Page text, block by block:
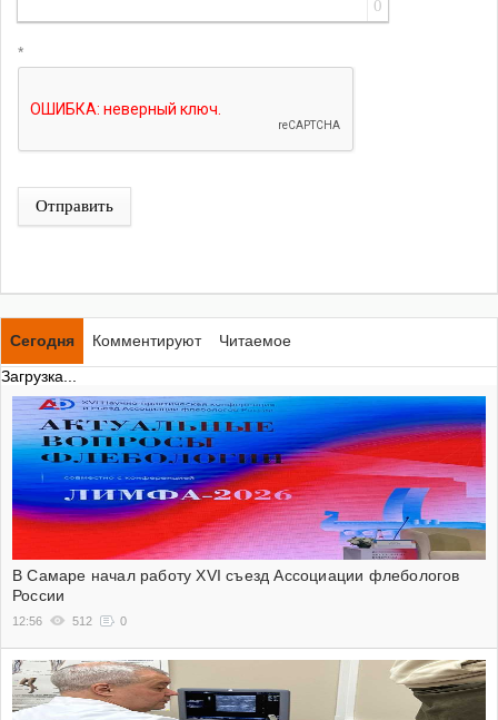
0
*
Отправить
Сегодня Комментируют
Читаемое
Загрузка...
В Самаре начал работу XVI съезд Ассоциации флебологов
России
12:56 512 0